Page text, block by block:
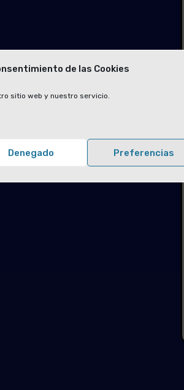
de las Cookies
sitio web y nuestro servicio.
Denegado Preferencias